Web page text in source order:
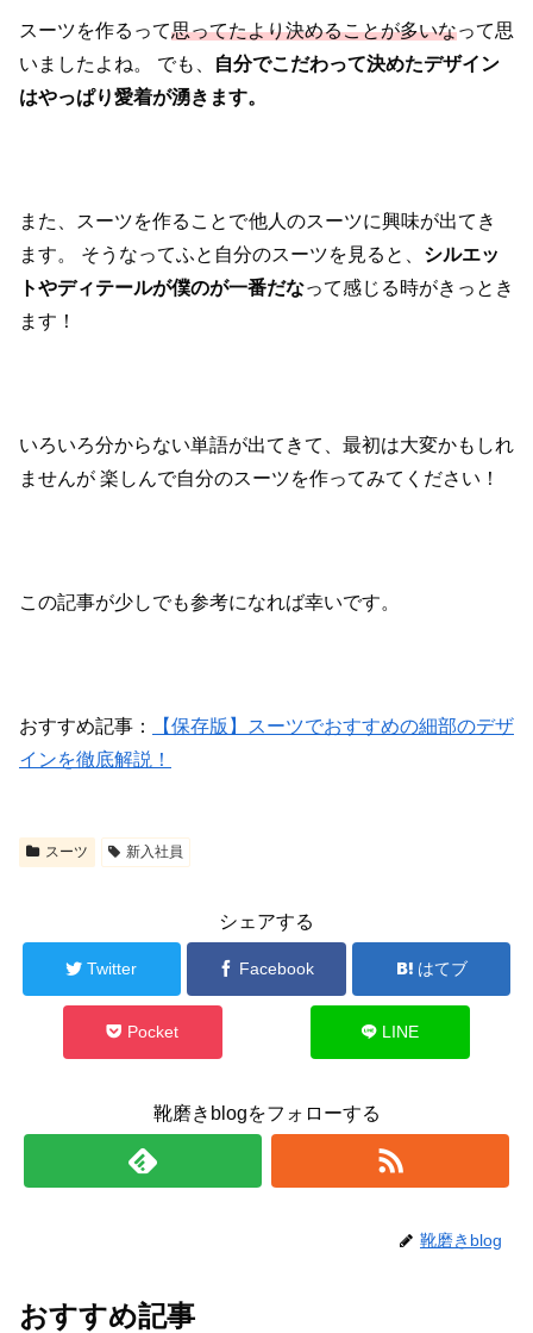
スーツを作るって思ってたより決めることが多いなって思
いましたよね。
でも、
自分でこだわって決めたデザイン
はやっぱり愛着が湧きます。
また、スーツを作ることで他人のスーツに興味が出てき
ます。
そうなってふと自分のスーツを見ると、 シルエッ
トやディテールが僕のが一番だなって感じる時がきっとき
ます！
いろいろ分からない単語が出てきて、最初は大変かもしれ
ませんが 楽しんで自分のスーツを作ってみてください！
この記事が少しでも参考になれば幸いです。
おすすめ記事：
【保存版】スーツでおすすめの細部のデザ
インを徹底解説！
スーツ 新入社員
シェアする
Twitter Facebook はてブ
Pocket LINE
靴磨きblogをフォローする
靴磨きblog
おすすめ記事